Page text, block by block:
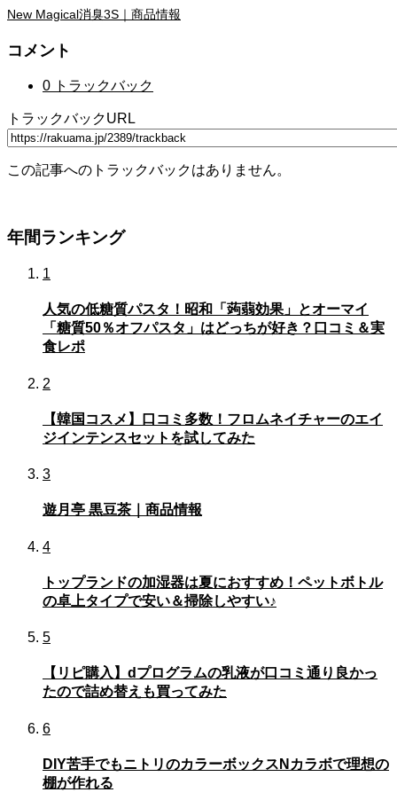
New Magical消臭3S｜商品情報
コメント
0 トラックバック
トラックバックURL
この記事へのトラックバックはありません。
年間ランキング
1
人気の低糖質パスタ！昭和「蒟蒻効果」とオーマイ
「糖質50％オフパスタ」はどっちが好き？口コミ＆実
食レポ
2
【韓国コスメ】口コミ多数！フロムネイチャーのエイ
ジインテンスセットを試してみた
3
遊月亭 黒豆茶｜商品情報
4
トップランドの加湿器は夏におすすめ！ペットボトル
の卓上タイプで安い＆掃除しやすい♪
5
【リピ購入】dプログラムの乳液が口コミ通り良かっ
たので詰め替えも買ってみた
6
DIY苦手でもニトリのカラーボックスNカラボで理想の
棚が作れる